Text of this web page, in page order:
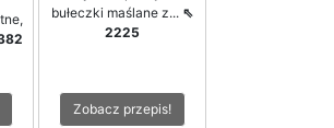
bułeczki maślane z... ⇖
2225
Zobacz przepis!